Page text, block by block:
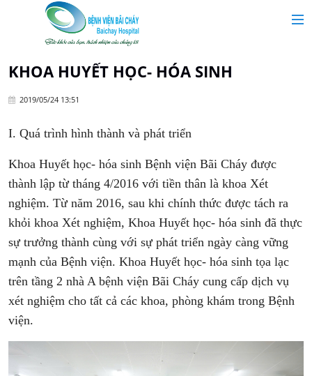
Giới thiệu
Chuyên khoa
Tin tức
Dịch vụ y tế
Dành cho khách hàng
KHOA HUYẾT HỌC- HÓA SINH
2019/05/24 13:51
I. Quá trình hình thành và phát triển
Khoa Huyết học- hóa sinh Bệnh viện Bãi Cháy được
thành lập từ tháng 4/2016 với tiền thân là khoa Xét
nghiệm. Từ năm 2016, sau khi chính thức được tách ra
khỏi khoa Xét nghiệm, Khoa Huyết học- hóa sinh đã thực
sự trưởng thành cùng với sự phát triển ngày càng vững
mạnh của Bệnh viện. Khoa Huyết học- hóa sinh tọa lạc
trên tầng 2 nhà A bệnh viện Bãi Cháy cung cấp dịch vụ
xét nghiệm cho tất cả các khoa, phòng khám trong Bệnh
viện.